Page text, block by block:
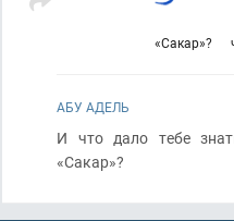
«Сакар»?
АБУ АДЕЛЬ
И что дало тебе
«Сакар»?